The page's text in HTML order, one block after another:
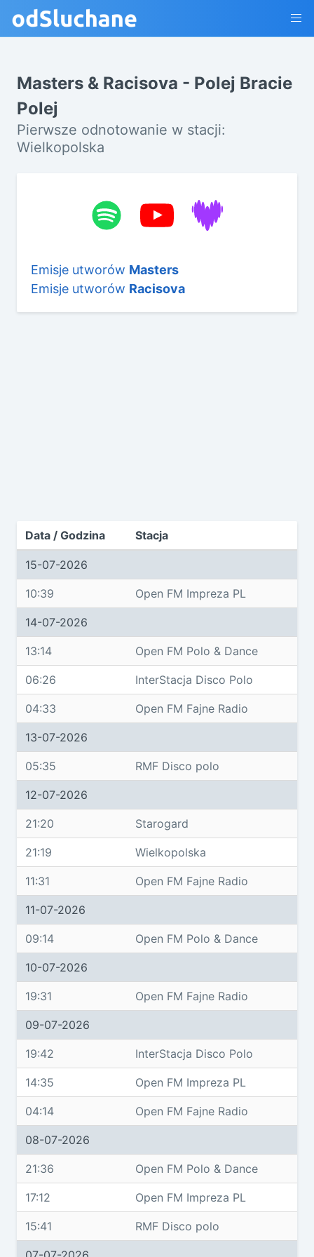
Masters & Racisova - Polej Bracie
Polej
Pierwsze odnotowanie w stacji:
Wielkopolska
Emisje utworów Masters
Emisje utworów Racisova
Data / Godzina Stacja
15-07-2026
10:39 Open FM Impreza PL
14-07-2026
13:14 Open FM Polo & Dance
06:26 InterStacja Disco Polo
04:33 Open FM Fajne Radio
13-07-2026
05:35 RMF Disco polo
12-07-2026
21:20 Starogard
21:19 Wielkopolska
11:31 Open FM Fajne Radio
11-07-2026
09:14 Open FM Polo & Dance
10-07-2026
19:31 Open FM Fajne Radio
09-07-2026
19:42 InterStacja Disco Polo
14:35 Open FM Impreza PL
04:14 Open FM Fajne Radio
08-07-2026
21:36 Open FM Polo & Dance
17:12 Open FM Impreza PL
15:41 RMF Disco polo